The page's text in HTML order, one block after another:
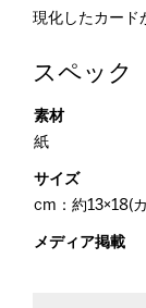
現化したカード
スペック
素材
紙
サイズ
cm：約13×18(
メディア掲載